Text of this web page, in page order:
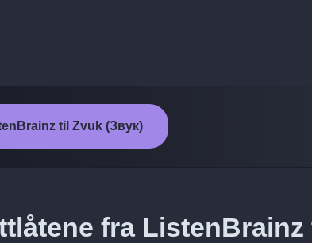
til Zvuk (Звук)
fra ListenBrainz